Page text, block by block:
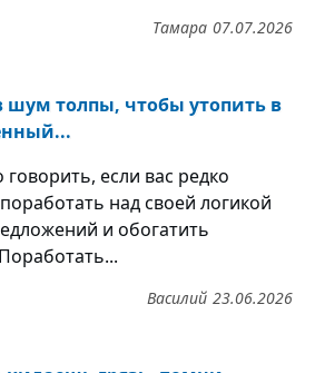
07.07.2026
Тамара
шум толпы, чтобы утопить в
если вас редко
над своей логикой
и обогатить
23.06.2026
Василий